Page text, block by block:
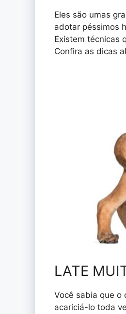
Eles são umas
adotar péssimos
Existem técnicas
Confira as dicas
LATE
Você sabia que o
acariciá-lo toda